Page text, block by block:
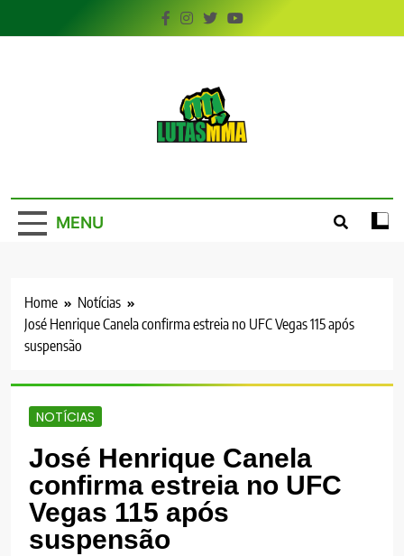
to
MENU
Home
Notícias
José Henrique Canela confirma estreia no UFC Vegas 115 após
suspensão
NOTÍCIAS
José Henrique Canela
confirma estreia no UFC
Vegas 115 após
suspensão